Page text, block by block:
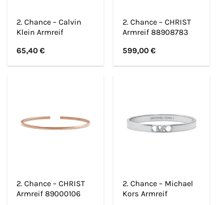
2. Chance – Calvin
Klein Armreif
65,40€
2. Chance – CHRIST
Armreif 88908783
599,00€
2. Chance – CHRIST
Armreif 89000106
2. Chance – Michael
Kors Armreif